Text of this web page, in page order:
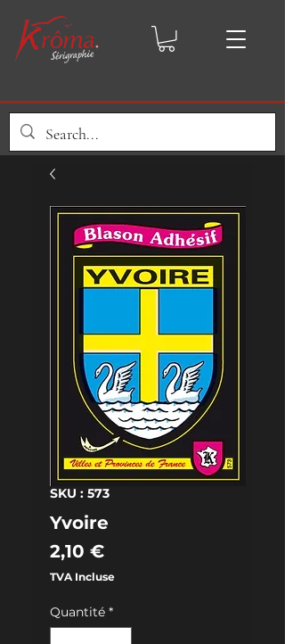
SKU : 573
Yvoire
2,10 €Prix
TVA Incluse
Quantité *